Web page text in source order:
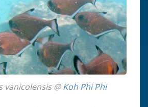
vanicolensis @Koh Phi Phi